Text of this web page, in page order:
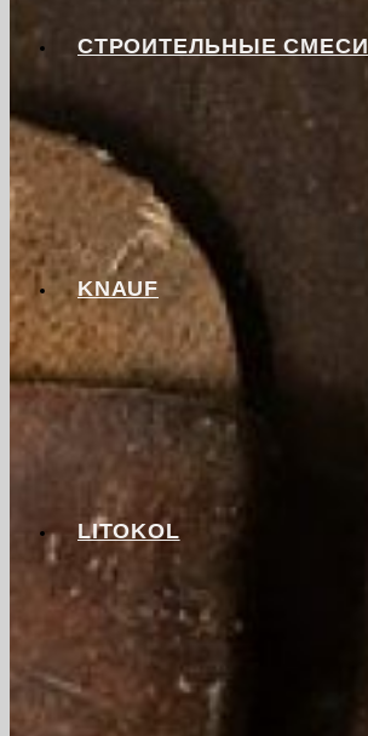
СТРОИТЕЛЬНЫЕ СМЕСИ
KNAUF
LITOKOL